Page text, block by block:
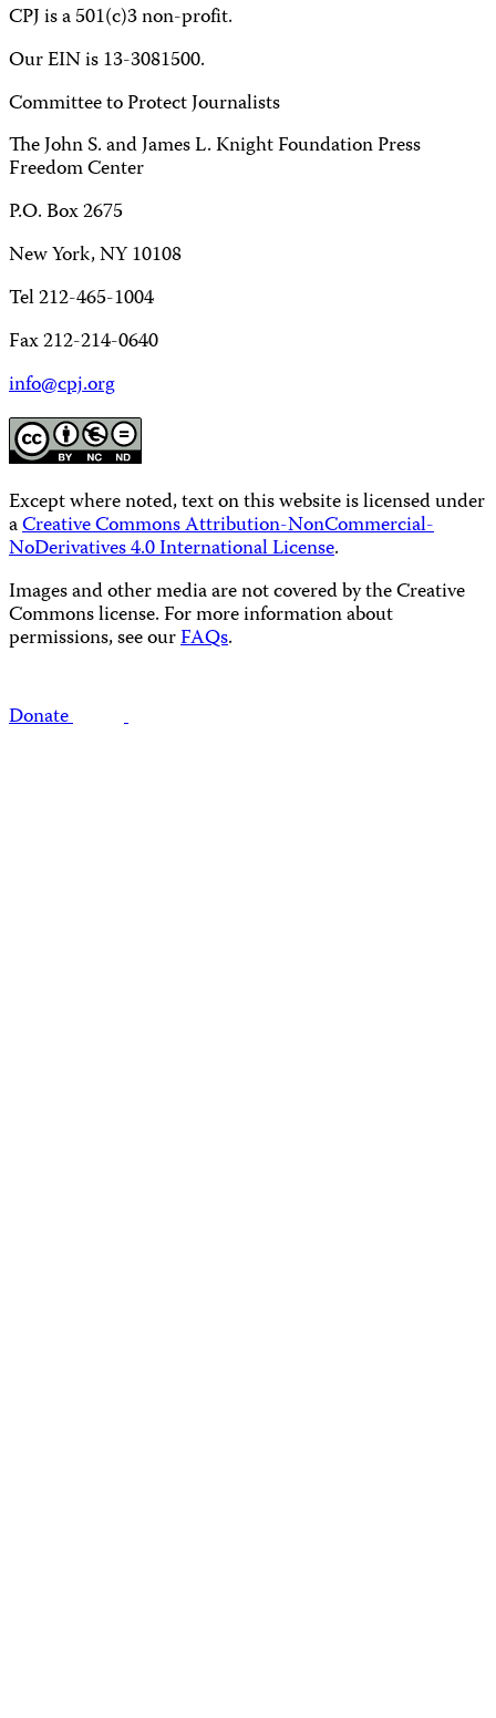
CPJ is a 501(c)3 non-profit.
Our EIN is 13-3081500.
Committee to Protect Journalists
The John S. and James L. Knight Foundation Press
Freedom Center
P.O. Box 2675
New York, NY 10108
Tel 212-465-1004
Fax 212-214-0640
info@cpj.org
Except where noted, text on this website is licensed under
aCreative Commons Attribution-NonCommercial-
NoDerivatives 4.0 International License.
Images and other media are not covered by the Creative
Commons license. For more information about
permissions, see ourFAQs.
Donate